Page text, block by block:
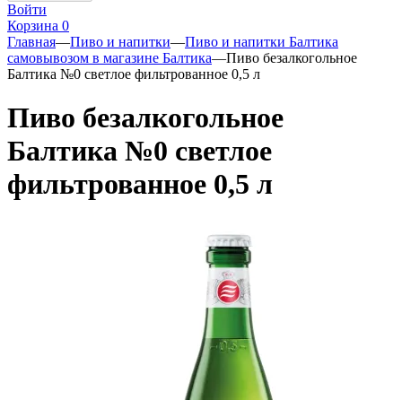
Войти
Корзина 0
Главная—Пиво и напитки—Пиво и напитки Балтика
самовывозом в магазине Балтика—Пиво безалкогольное
Балтика №0 светлое фильтрованное 0,5 л
Пиво безалкогольное
Балтика №0 светлое
фильтрованное 0,5 л